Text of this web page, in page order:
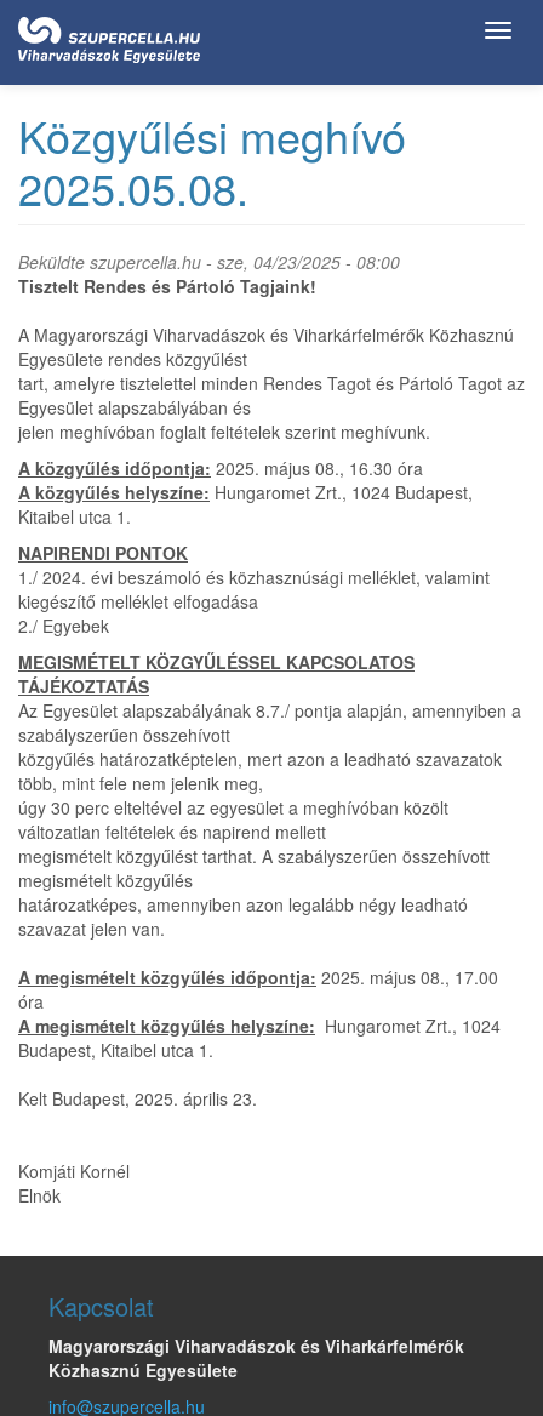
Ugrás
tartalomra
Közgyűlési meghívó
2025.05.08.
Beküldte szupercella.hu - sze, 04/23/2025 - 08:00
Tisztelt Rendes és Pártoló Tagjaink!
A Magyarországi Viharvadászok és Viharkárfelmérők Közhasznú
Egyesülete rendes közgyűlést
tart, amelyre tisztelettel minden Rendes Tagot és Pártoló Tagot az
Egyesület alapszabályában és
jelen meghívóban foglalt feltételek szerint meghívunk.
A közgyűlés időpontja: 2025. május 08., 16.30 óra
A közgyűlés helyszíne: Hungaromet Zrt., 1024 Budapest,
Kitaibel utca 1.
NAPIRENDI PONTOK
1./ 2024. évi beszámoló és közhasznúsági melléklet, valamint
kiegészítő melléklet elfogadása
2./ Egyebek
MEGISMÉTELT KÖZGYŰLÉSSEL KAPCSOLATOS
TÁJÉKOZTATÁS
Az Egyesület alapszabályának 8.7./ pontja alapján, amennyiben a
szabályszerűen összehívott
közgyűlés határozatképtelen, mert azon a leadható szavazatok
több, mint fele nem jelenik meg,
úgy 30 perc elteltével az egyesület a meghívóban közölt
változatlan feltételek és napirend mellett
megismételt közgyűlést tarthat. A szabályszerűen összehívott
megismételt közgyűlés
határozatképes, amennyiben azon legalább négy leadható
szavazat jelen van.
A megismételt közgyűlés időpontja: 2025. május 08., 17.00
óra
A megismételt közgyűlés helyszíne: Hungaromet Zrt., 1024
Budapest, Kitaibel utca 1.
Kelt Budapest, 2025. április 23.
Komjáti Kornél
Elnök
Kapcsolat
Magyarországi Viharvadászok és Viharkárfelmérők
Közhasznú Egyesülete
info@szupercella.hu